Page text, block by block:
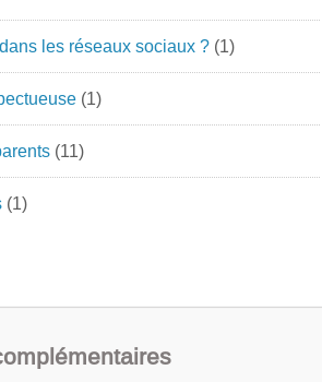
les réseaux sociaux ? (1)
(1)
(11)
(1)